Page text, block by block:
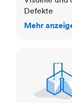
Defekte
Mehr